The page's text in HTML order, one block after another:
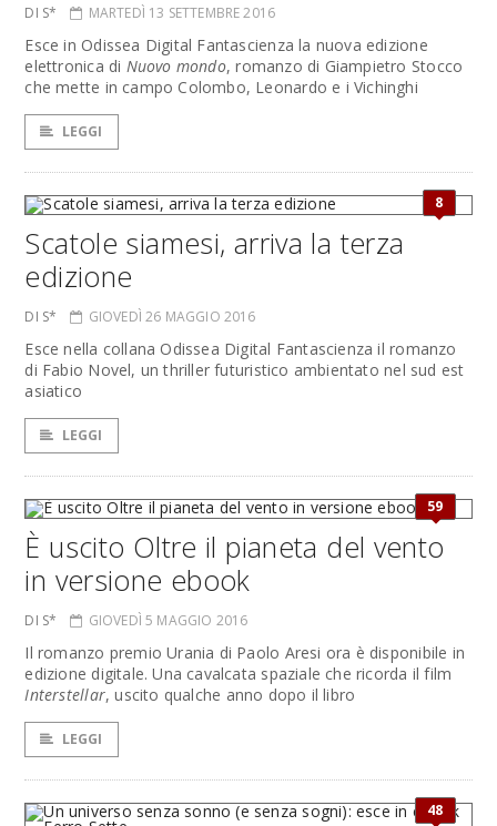
DI S* MARTEDÌ 13 SETTEMBRE 2016
Esce in Odissea Digital Fantascienza la nuova edizione
elettronica di Nuovo mondo, romanzo di Giampietro Stocco
che mette in campo Colombo, Leonardo e i Vichinghi
LEGGI
8
Scatole siamesi, arriva la terza
edizione
DI S* GIOVEDÌ 26 MAGGIO 2016
Esce nella collana Odissea Digital Fantascienza il romanzo
di Fabio Novel, un thriller futuristico ambientato nel sud est
asiatico
LEGGI
59
È uscito Oltre il pianeta del vento
in versione ebook
DI S* GIOVEDÌ 5 MAGGIO 2016
Il romanzo premio Urania di Paolo Aresi ora è disponibile in
edizione digitale. Una cavalcata spaziale che ricorda il film
Interstellar, uscito qualche anno dopo il libro
LEGGI
48